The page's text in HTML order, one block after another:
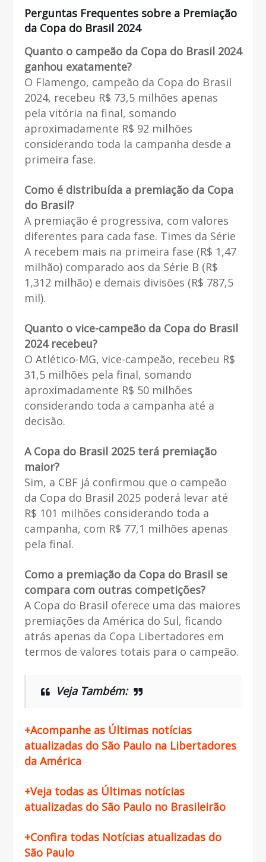
Perguntas Frequentes sobre a Premiação
da Copa do Brasil 2024
Quanto o campeão da Copa do Brasil 2024
ganhou exatamente?
O Flamengo, campeão da Copa do Brasil
2024, recebeu R$ 73,5 milhões apenas
pela vitória na final, somando
aproximadamente R$ 92 milhões
considerando toda la campanha desde a
primeira fase.
Como é distribuída a premiação da Copa
do Brasil?
A premiação é progressiva, com valores
diferentes para cada fase. Times da Série
A recebem mais na primeira fase (R$ 1,47
milhão) comparado aos da Série B (R$
1,312 milhão) e demais divisões (R$ 787,5
mil).
Quanto o vice-campeão da Copa do Brasil
2024 recebeu?
O Atlético-MG, vice-campeão, recebeu R$
31,5 milhões pela final, somando
aproximadamente R$ 50 milhões
considerando toda a campanha até a
decisão.
A Copa do Brasil 2025 terá premiação
maior?
Sim, a CBF já confirmou que o campeão
da Copa do Brasil 2025 poderá levar até
R$ 101 milhões considerando toda a
campanha, com R$ 77,1 milhões apenas
pela final.
Como a premiação da Copa do Brasil se
compara com outras competições?
A Copa do Brasil oferece uma das maiores
premiações da América do Sul, ficando
atrás apenas da Copa Libertadores em
termos de valores totais para o campeão.
Veja Também:
+Acompanhe as Últimas notícias
atualizadas do São Paulo na Libertadores
da América
+Veja todas as Últimas notícias
atualizadas do São Paulo no Brasileirão
+Confira todas Notícias atualizadas do
São Paulo